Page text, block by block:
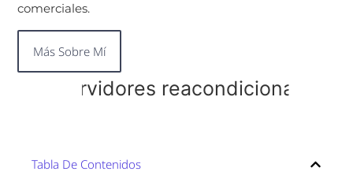
comerciales.
Más Sobre Mí
Tabla De Contenidos